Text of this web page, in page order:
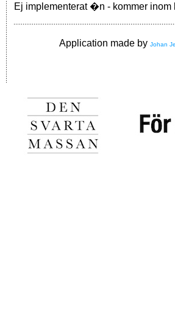
Ej implementerat �n - kommer inom
Application made by Johan